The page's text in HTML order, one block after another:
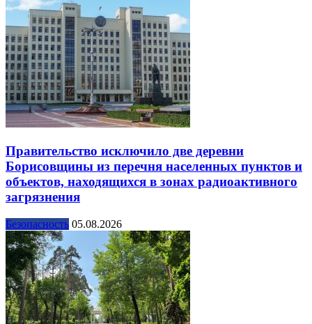
Правительство исключило две деревни
Борисовщины из перечня населенных пунктов и
объектов, находящихся в зонах радиоактивного
загрязнения
Безопасность 05.08.2026